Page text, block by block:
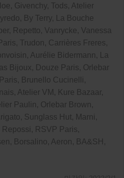
Givenchy, Tods, Atelier
By Terry, La Bouche
Repetto, Vanrycke, Vanessa
Trudon, Carrières Freres,
Aurélie Bidermann, La
Bijoux, Douze Paris, Orlebar
Brunello Cucinelli,
Atelier VM, Kure Bazaar,
Paulin, Orlebar Brown,
Sunglass Hut, Marni,
RSVP Paris,
Borsalino, Aeron, BA&SH,